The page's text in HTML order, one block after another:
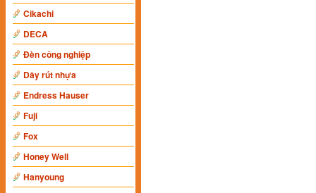
Cikachi
DECA
Đèn công nghiệp
Dây rút nhựa
Endress Hauser
Fuji
Fox
Honey Well
Hanyoung